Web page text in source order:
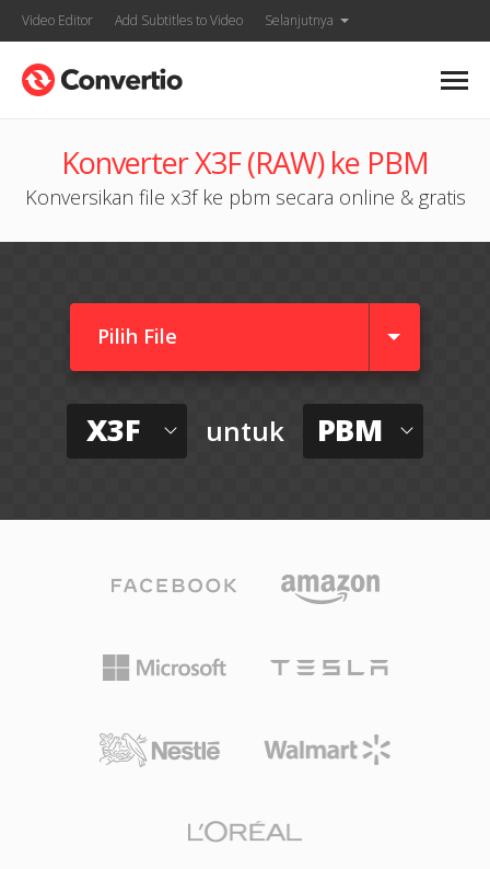
Video Editor Add Subtitles to Video Selanjutnya
Konverter X3F (RAW) ke PBM
Konversikan file x3f ke pbm secara online & gratis
Pilih File
X3F untuk PBM